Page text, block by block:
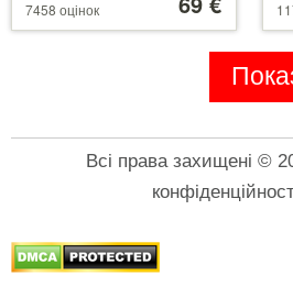
7458 оцінок
Всі права захищені ©